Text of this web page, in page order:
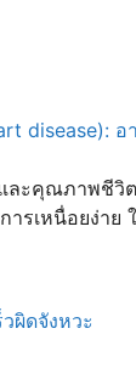
disease): อ
ละคุณภาพชีวิ
ารเหนื่อยง่าย